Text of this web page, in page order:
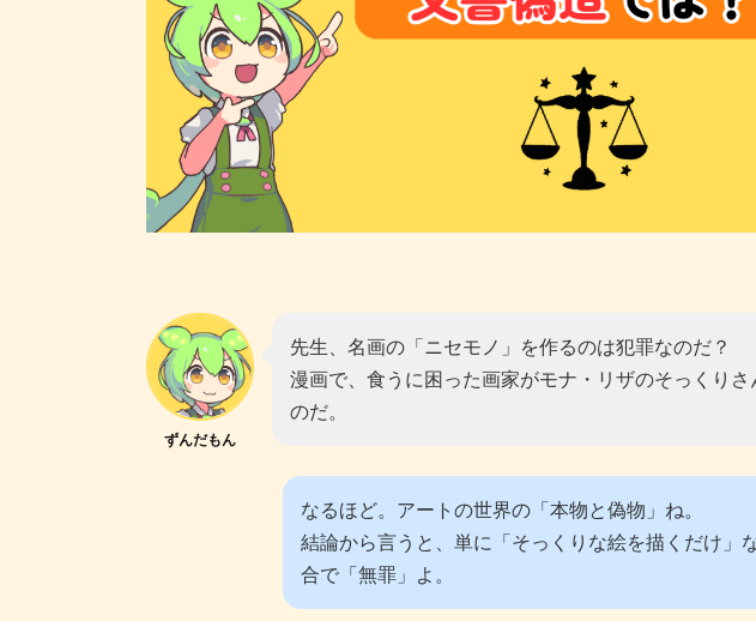
ずんだもん
先生、名画の「ニセモノ」を作るのは犯罪なのだ？
漫画で、食うに困った画家がモナ・リザのそっくりさ
のだ。
なるほど。アートの世界の「本物と偽物」ね。
結論から言うと、単に「そっくりな絵を描くだけ」
合で「無罪」よ。